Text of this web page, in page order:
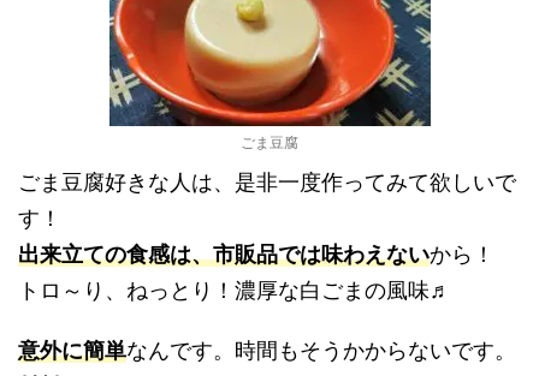
ごま豆腐
ごま豆腐好きな人は、是非一度作ってみて欲しいで
す！
出来立ての食感は、市販品では味わえないから！
トロ～り、ねっとり！濃厚な白ごまの風味♬
意外に簡単なんです。時間もそうかからないです。